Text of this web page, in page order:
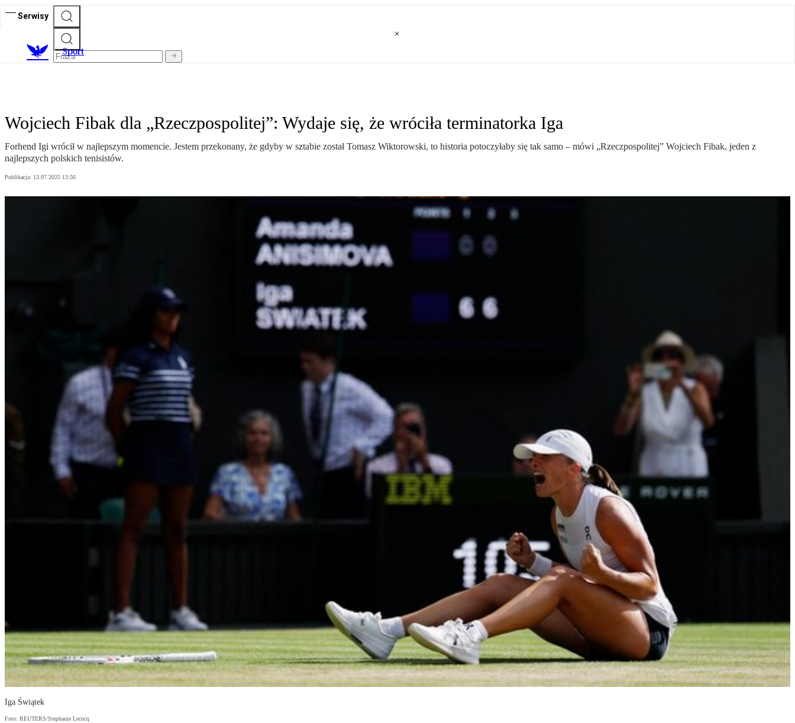
Serwisy
Sport
Wojciech Fibak dla „Rzeczpospolitej”: Wydaje się, że wróciła terminatorka Iga
Forhend Igi wrócił w najlepszym momencie. Jestem przekonany, że gdyby w sztabie został Tomasz Wiktorowski, to historia potoczyłaby się tak samo – mówi „Rzeczpospolitej” Wojciech Fibak, jeden z
najlepszych polskich tenisistów.
Publikacja: 13.07.2025 13:56
Iga Świątek
Foto: REUTERS/Stephanie Lecocq